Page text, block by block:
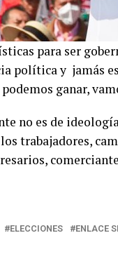
para ser
política y jamás
ganar,
no es de
trabajadores,
ELECCIONES ENLACE